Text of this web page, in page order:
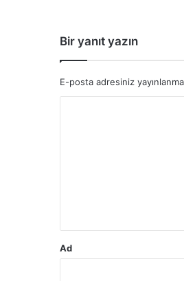
Bir yanıt yazın
E-posta adresiniz
Ad